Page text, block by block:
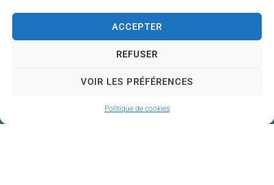
ACCEPTER
REFUSER
VOIR LES PRÉFÉRENCES
Politique de cookies